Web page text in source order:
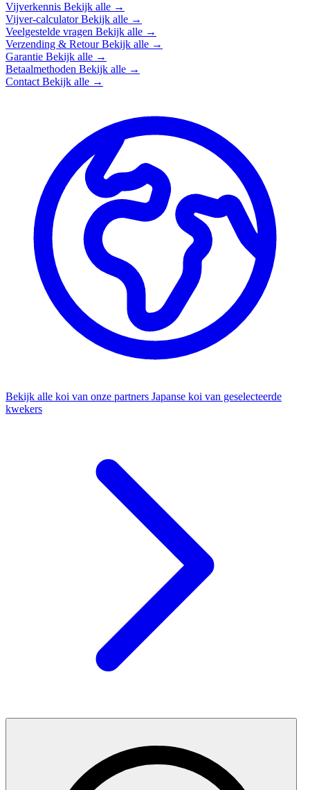
Vijverkennis Bekijk alle →
Vijver-calculatorBekijk alle →
Veelgestelde vragen Bekijk alle →
Verzending & RetourBekijk alle →
Garantie Bekijk alle →
Betaalmethoden Bekijk alle →
Contact Bekijk alle →
Bekijk alle koi van onze partners Japanse koi van geselecteerde
kwekers